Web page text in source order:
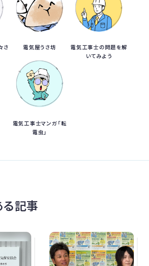
さ
電気屋うさ坊
電気工事士の問題を解
いてみよう
電気工事士マンガ「転
電虫」
記事